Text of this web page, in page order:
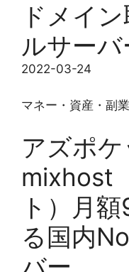
ドメイ
ルサー
2022-03-24
マネー・資産・副業
アズポ
mixhost
ト）月
る国内